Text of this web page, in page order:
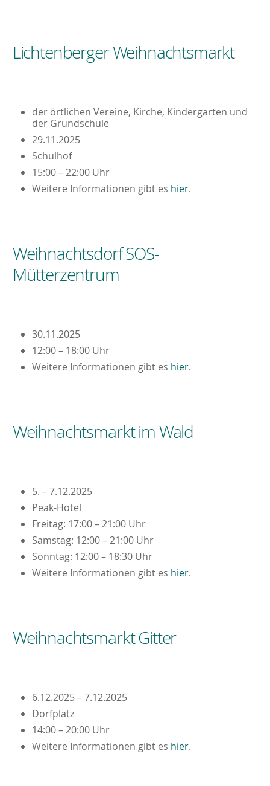
Lichtenberger Weihnachtsmarkt
der örtlichen Vereine, Kirche, Kindergarten und
der Grundschule
29.11.2025
Schulhof
15:00 – 22:00 Uhr
Weitere Informationen gibt es hier.
Weihnachtsdorf SOS-
Mütterzentrum
30.11.2025
12:00 – 18:00 Uhr
Weitere Informationen gibt es hier.
Weihnachtsmarkt im Wald
5. – 7.12.2025
Peak-Hotel
Freitag: 17:00 – 21:00 Uhr
Samstag: 12:00 – 21:00 Uhr
Sonntag: 12:00 – 18:30 Uhr
Weitere Informationen gibt es hier.
Weihnachtsmarkt Gitter
6.12.2025 – 7.12.2025
Dorfplatz
14:00 – 20:00 Uhr
Weitere Informationen gibt es hier.